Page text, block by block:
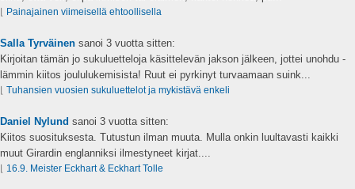
Painajainen viimeisellä ehtoollisella
Salla Tyrväinen sanoi 3 vuotta sitten:
Kirjoitan tämän jo sukuluetteloja käsittelevän jakson jälkeen, jottei unohdu -
lämmin kiitos joululukemisista! Ruut ei pyrkinyt turvaamaan suink...
Tuhansien vuosien sukuluettelot ja mykistävä enkeli
Daniel Nylund sanoi 3 vuotta sitten:
Kiitos suosituksesta. Tutustun ilman muuta. Mulla onkin luultavasti kaikki
muut Girardin englanniksi ilmestyneet kirjat....
16.9. Meister Eckhart & Eckhart Tolle